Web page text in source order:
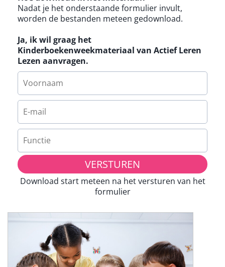
Nadat je het onderstaande formulier invult,
worden de bestanden meteen gedownload.
Ja, ik wil graag het
Kinderboekenweekmateriaal van Actief Leren
Lezen aanvragen.
VERSTUREN
Download start meteen na het versturen van het
formulier